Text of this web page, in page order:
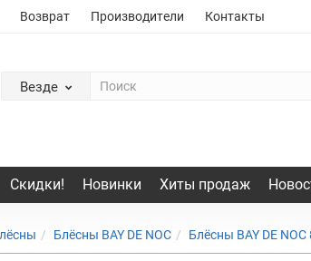
Возврат Производители Контакты
Везде
Скидки! Новинки Хиты продаж
Блёсны BAY DE NOC Блёсны BAY DE NOC